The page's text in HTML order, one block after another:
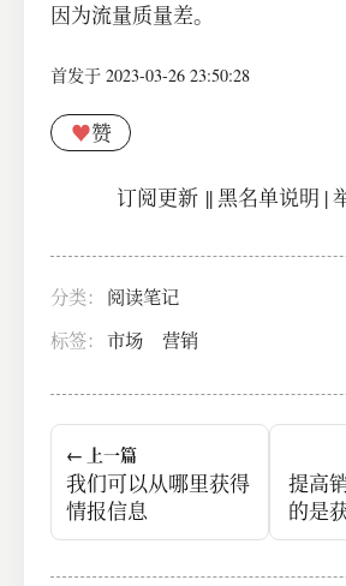
因为流量质量差。
首发于 2023-03-26 23:50:28
♥赞
订阅更新||黑名单说明 |
分类：
阅读笔记
标签： 市场 营销
← 上一篇
我们可以从哪里获得
情报信息
提高
的是